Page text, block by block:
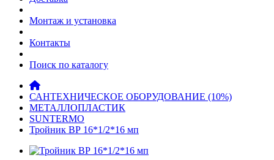
Монтаж и установка
Контакты
Поиск по каталогу
САНТЕХНИЧЕСКОЕ ОБОРУДОВАНИЕ (10%)
МЕТАЛЛОПЛАСТИК
SUNTERMO
Тройник ВР 16*1/2*16 мп